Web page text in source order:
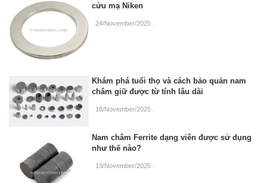
cửu mạ Niken
24/November/2025
Khám phá tuổi thọ và cách bảo quản nam
châm giữ được từ tính lâu dài
18/November/2025
Nam châm Ferrite dạng viên được sử dụng
như thế nào?
13/November/2025